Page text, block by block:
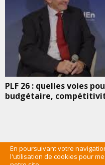
En poursuivant votre
l'utilisation de cookies pour
PLF 26 : quelles voies
budgétaire,
©EDEN 2016 /MENTIONS